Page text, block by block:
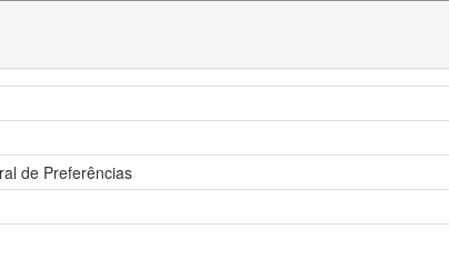
de Preferências